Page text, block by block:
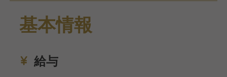
シーツやアメニティの交換、館内掃除（フロント等以
外）は別会社に委託しているため、お客様の対応に集
基本情報
給与